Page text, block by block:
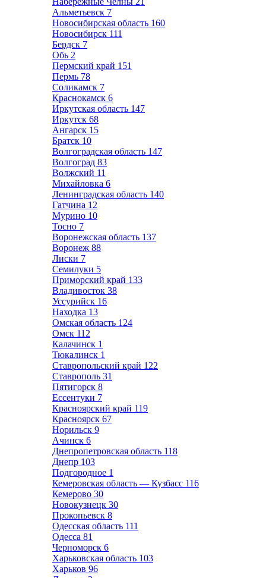
Альметьевск 7
Новосибирская область 160
Новосибирск 111
Бердск 7
Обь 2
Пермский край 151
Пермь 78
Соликамск 7
Краснокамск 6
Иркутская область 147
Иркутск 68
Ангарск 15
Братск 10
Волгоградская область 147
Волгоград 83
Волжский 11
Михайловка 6
Ленинградская область 140
Гатчина 12
Мурино 10
Тосно 7
Воронежская область 137
Воронеж 88
Лиски 7
Семилуки 5
Приморский край 133
Владивосток 38
Уссурийск 16
Находка 13
Омская область 124
Омск 112
Калачинск 1
Тюкалинск 1
Ставропольский край 122
Ставрополь 31
Пятигорск 8
Ессентуки 7
Красноярский край 119
Красноярск 67
Норильск 9
Ачинск 6
Днепропетровская область 118
Днепр 103
Подгородное 1
Кемеровская область — Кузбасс 116
Кемерово 30
Новокузнецк 30
Прокопьевск 8
Одесская область 111
Одесса 81
Черноморск 6
Харьковская область 103
Харьков 96